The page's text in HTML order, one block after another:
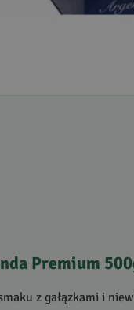
Premium
z gałązkami i